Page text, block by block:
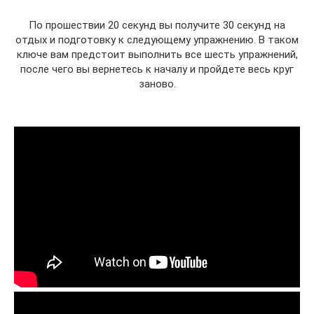
По прошествии 20 секунд вы получите 30 секунд на
отдых и подготовку к следующему упражнению. В таком
ключе вам предстоит выполнить все шесть упражнений,
после чего вы вернетесь к началу и пройдете весь круг
заново.